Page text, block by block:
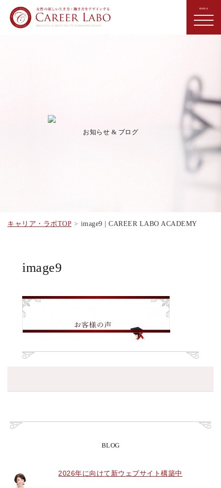
お知らせ & ブログ
キャリア・ラボTOP image9 | CAREER LABO ACADEMY
image9
BLOG
2026年に向けて新ウェブサイト構築中